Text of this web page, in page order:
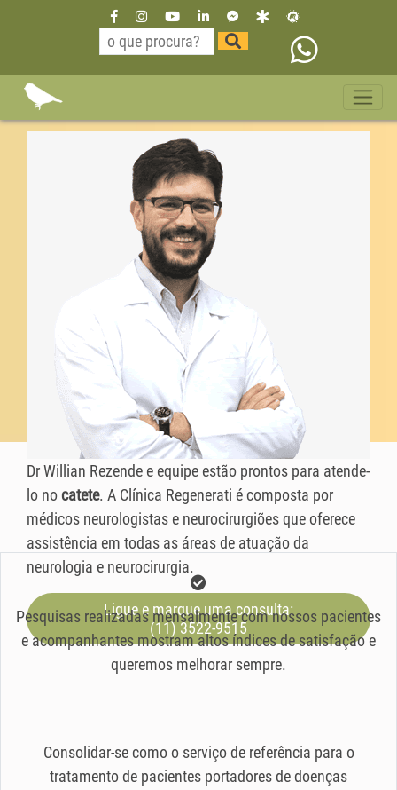
Dr Willian Neurologista São
Paulo catete 11 35229515
Dr Willian Rezende e equipe estão prontos para atende-
lo nocatete. A Clínica Regenerati é composta por
médicos neurologistas e neurocirurgiões que oferece
assistência em todas as áreas de atuação da
neurologia e neurocirurgia.
Ligue e marque uma consulta:
(11) 3522-9515
Pesquisas realizadas mensalmente com nossos pacientes
e acompanhantes mostram altos índices de satisfação e
queremos melhorar sempre.
Consolidar-se como o serviço de referência para o
tratamento de pacientes portadores de doenças